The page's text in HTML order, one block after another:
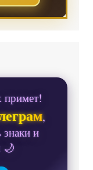
примет!
,
и
🌙